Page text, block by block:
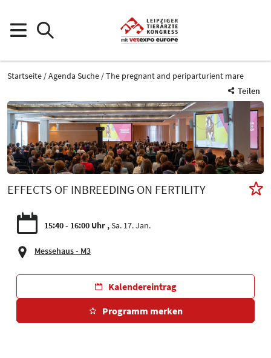
Startseite Agenda Suche
The pregnant and periparturient mare
Teilen
EFFECTS OF INBREEDING ON FERTILITY
15:40 - 16:00 Uhr Sa. 17. Jan.
Messehaus - M3
Kalendereintrag
Programm merken